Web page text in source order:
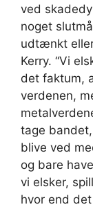
ved
noget
udtænkt
Kerry. “Vi
det faktum,
verdenen,
tage
blive ved
og bare
vi elsker,
hvor end